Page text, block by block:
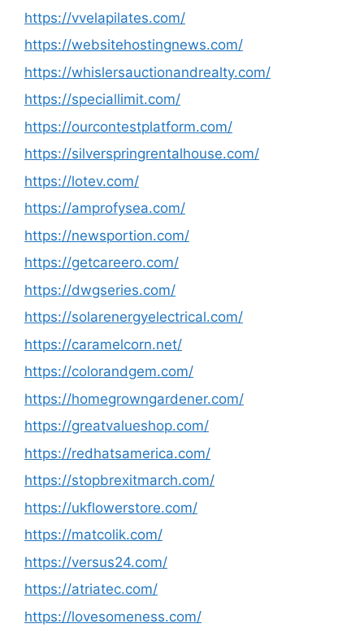
https://vvelapilates.com/
https://websitehostingnews.com/
https://whislersauctionandrealty.com/
https://speciallimit.com/
https://ourcontestplatform.com/
https://silverspringrentalhouse.com/
https://lotev.com/
https://amprofysea.com/
https://newsportion.com/
https://getcareero.com/
https://dwgseries.com/
https://solarenergyelectrical.com/
https://caramelcorn.net/
https://colorandgem.com/
https://homegrowngardener.com/
https://greatvalueshop.com/
https://redhatsamerica.com/
https://stopbrexitmarch.com/
https://ukflowerstore.com/
https://matcolik.com/
https://versus24.com/
https://atriatec.com/
https://lovesomeness.com/